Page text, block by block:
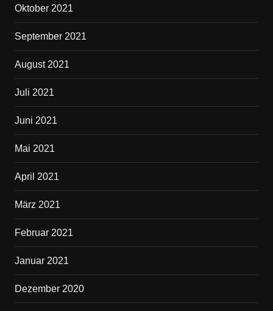
Oktober 2021
September 2021
August 2021
Juli 2021
Juni 2021
Mai 2021
April 2021
März 2021
Februar 2021
Januar 2021
Dezember 2020